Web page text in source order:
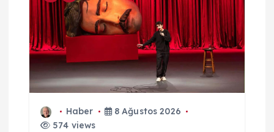
Haber
8 Ağustos 2026
574 views